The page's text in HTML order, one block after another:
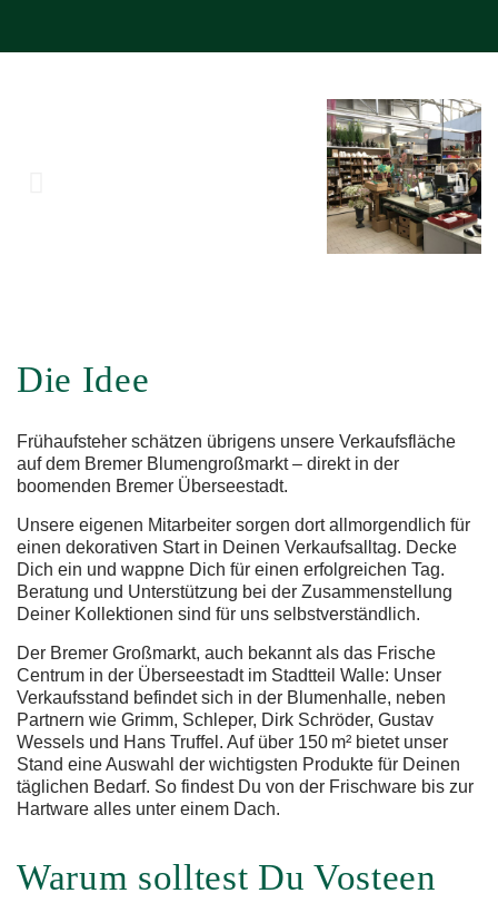
Die Idee
Frühaufsteher schätzen übrigens unsere Verkaufsfläche
auf dem Bremer Blumengroßmarkt – direkt in der
boomenden Bremer Überseestadt.
Unsere eigenen Mitarbeiter sorgen dort allmorgendlich für
einen dekorativen Start in Deinen Verkaufsalltag. Decke
Dich ein und wappne Dich für einen erfolgreichen Tag.
Beratung und Unterstützung bei der Zusammenstellung
Deiner Kollektionen sind für uns selbstverständlich.
Der Bremer Großmarkt, auch bekannt als das Frische
Centrum in der Überseestadt im Stadtteil Walle: Unser
Verkaufsstand befindet sich in der Blumenhalle, neben
Partnern wie Grimm, Schleper, Dirk Schröder, Gustav
Wessels und Hans Truffel. Auf über 150 m² bietet unser
Stand eine Auswahl der wichtigsten Produkte für Deinen
täglichen Bedarf. So findest Du von der Frischware bis zur
Hartware alles unter einem Dach.
Warum solltest Du Vosteen